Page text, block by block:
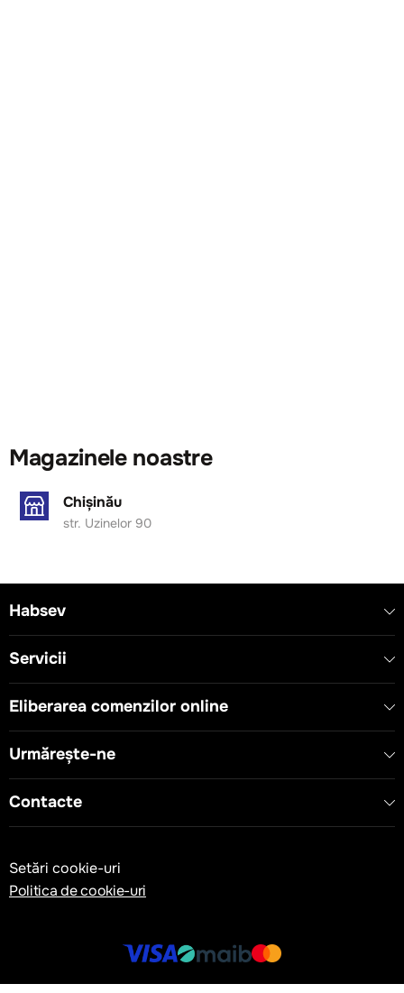
Magazinele noastre
Chișinău
str. Uzinelor 90
Habsev
Servicii
Eliberarea comenzilor online
Urmărește-ne
Contacte
Setări cookie-uri
Politica de cookie-uri